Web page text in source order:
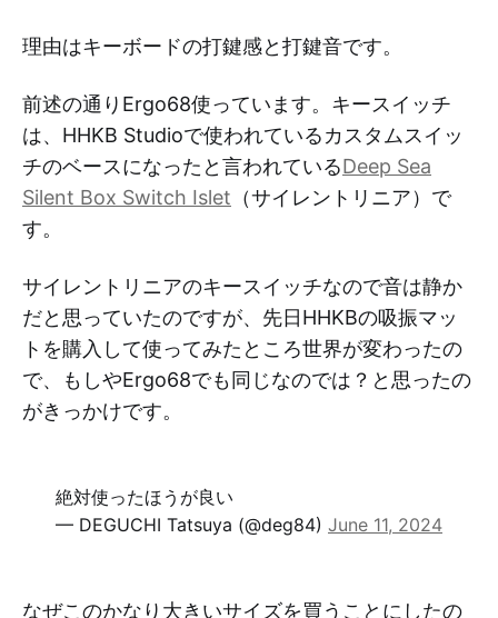
理由はキーボードの打鍵感と打鍵音です。
前述の通りErgo68使っています。キースイッチ
は、HHKB Studioで使われているカスタムスイッ
チのベースになったと言われているDeep Sea
Silent Box Switch Islet （サイレントリニア）で
す。
サイレントリニアのキースイッチなので音は静か
だと思っていたのですが、先日HHKBの吸振マッ
トを購入して使ってみたところ世界が変わったの
で、もしやErgo68でも同じなのでは？と思ったの
がきっかけです。
絶対使ったほうが良い
— DEGUCHI Tatsuya (@deg84) June 11, 2024
なぜこのかなり大きいサイズを買うことにしたの